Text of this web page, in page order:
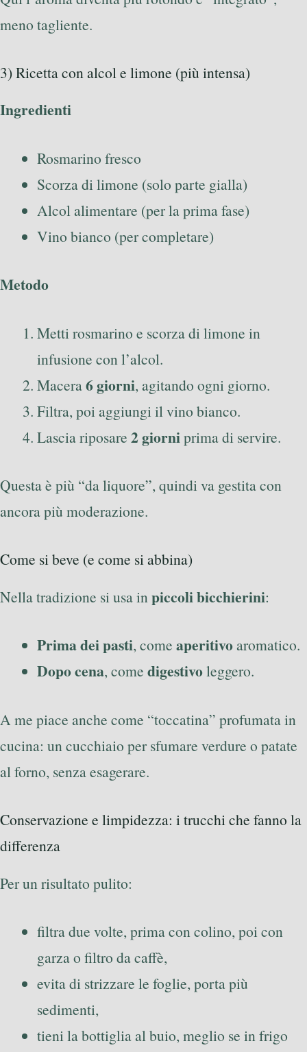
meno tagliente.
3) Ricetta con alcol e limone (più intensa)
Ingredienti
Rosmarino fresco
Scorza di limone (solo parte gialla)
Alcol alimentare (per la prima fase)
Vino bianco (per completare)
Metodo
Metti rosmarino e scorza di limone in
infusione con l’alcol.
Macera6 giorni, agitando ogni giorno.
Filtra, poi aggiungi il vino bianco.
Lascia riposare 2 giorniprima di servire.
Questa è più “da liquore”, quindi va gestita con
ancora più moderazione.
Come si beve (e come si abbina)
Nella tradizione si usa inpiccoli bicchierini:
Prima dei pasti, come aperitivoaromatico.
Dopo cena, come digestivoleggero.
A me piace anche come “toccatina” profumata in
cucina: un cucchiaio per sfumare verdure o patate
al forno, senza esagerare.
Conservazione e limpidezza: i trucchi che fanno la
differenza
Per un risultato pulito:
filtra due volte, prima con colino, poi con
garza o filtro da caffè,
evita di strizzare le foglie, porta più
sedimenti,
tieni la bottiglia al buio, meglio se in frigo